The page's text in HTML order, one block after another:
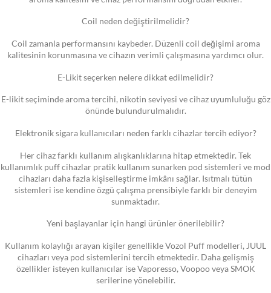
Coil neden değiştirilmelidir?
Coil zamanla performansını kaybeder. Düzenli coil değişimi aroma
kalitesinin korunmasına ve cihazın verimli çalışmasına yardımcı olur.
E-Likit seçerken nelere dikkat edilmelidir?
E-likit seçiminde aroma tercihi, nikotin seviyesi ve cihaz uyumluluğu göz
önünde bulundurulmalıdır.
Elektronik sigara kullanıcıları neden farklı cihazlar tercih ediyor?
Her cihaz farklı kullanım alışkanlıklarına hitap etmektedir. Tek
kullanımlık puff cihazlar pratik kullanım sunarken pod sistemleri ve mod
cihazları daha fazla kişiselleştirme imkânı sağlar. Isıtmalı tütün
sistemleri ise kendine özgü çalışma prensibiyle farklı bir deneyim
sunmaktadır.
Yeni başlayanlar için hangi ürünler önerilebilir?
Kullanım kolaylığı arayan kişiler genellikle Vozol Puff modelleri, JUUL
cihazları veya pod sistemlerini tercih etmektedir. Daha gelişmiş
özellikler isteyen kullanıcılar ise Vaporesso, Voopoo veya SMOK
serilerine yönelebilir.